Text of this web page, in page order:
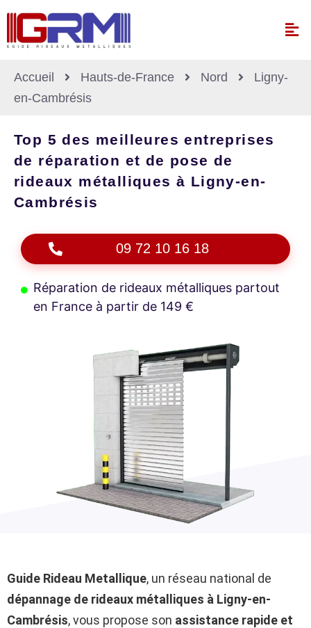
Accueil Hauts-de-France Nord
Ligny-
en-Cambrésis
Top 5 des meilleures entreprises
de réparation et de pose de
rideaux métalliques à Ligny-en-
Cambrésis
09 72 10 16 18
Réparation de rideaux métalliques partout
en France à partir de 149 €
Guide Rideau Metallique, un réseau national de
dépannage de rideaux métalliques à Ligny-en-
Cambrésis, vous propose son assistance rapide et